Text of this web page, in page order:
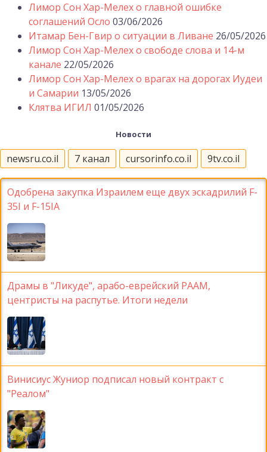
Лимор Сон Хар-Мелех о главной ошибке
соглашений Осло 03/06/2026
Итамар Бен-Гвир о ситуации в Ливане 26/05/2026
Лимор Сон Хар-Мелех о свободе слова и 14-м
канале 22/05/2026
Лимор Сон Хар-Мелех о врагах на дорогах Иудеи
и Самарии 13/05/2026
Клятва ИГИЛ 01/05/2026
Новости
newsru.co.il 7 канал cursorinfo.co.il 9tv.co.il
Одобрена закупка Израилем еще двух эскадрилий F-
35I и F-15IA
Драмы в "Ликуде", арабо-еврейский РААМ,
центристы на распутье. Итоги недели
Винисиус Жуниор подписал новый контракт с
"Реалом"